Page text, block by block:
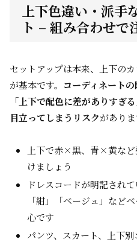
上下色違い・派手
ト – 組み合わせで
セットアップは本来、上下の
が基本です。 コーディネート
「上下で配色に差がありすぎ
目立ってしまうリスクがありま
上下で赤×黒、青×黄な
けましょう
ドレスコードが明記され
「紺」「ベージュ」など
心です
パンツ、スカート、上下